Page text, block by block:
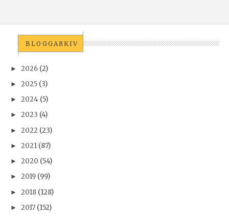
BLOGGARKIV
► 2026 (2)
► 2025 (3)
► 2024 (5)
► 2023 (4)
► 2022 (23)
► 2021 (87)
► 2020 (54)
► 2019 (99)
► 2018 (128)
► 2017 (152)